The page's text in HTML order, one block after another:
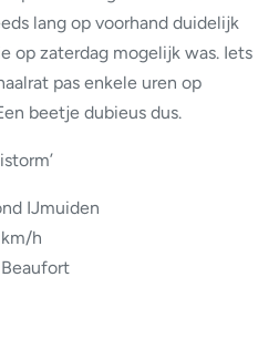
lang op voorhand duidelijk
op zaterdag mogelijk was. Iets
pas enkele uren op
beetje dubieus dus.
IJmuiden
h